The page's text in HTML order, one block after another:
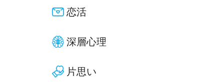
恋活
深層心理
片思い